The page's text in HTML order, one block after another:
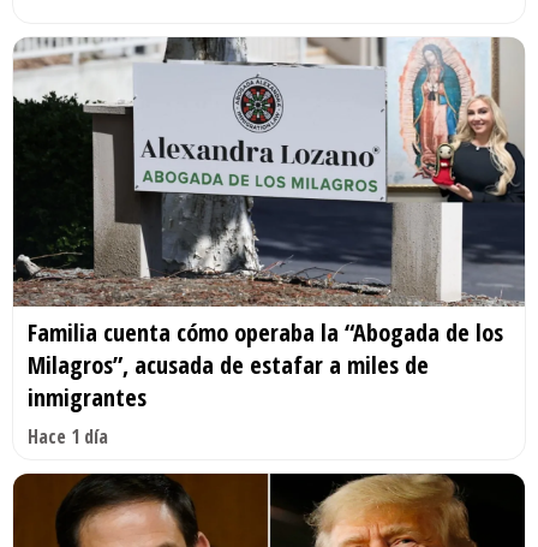
Familia cuenta cómo operaba la “Abogada de los
Milagros”, acusada de estafar a miles de
inmigrantes
Hace 1 día